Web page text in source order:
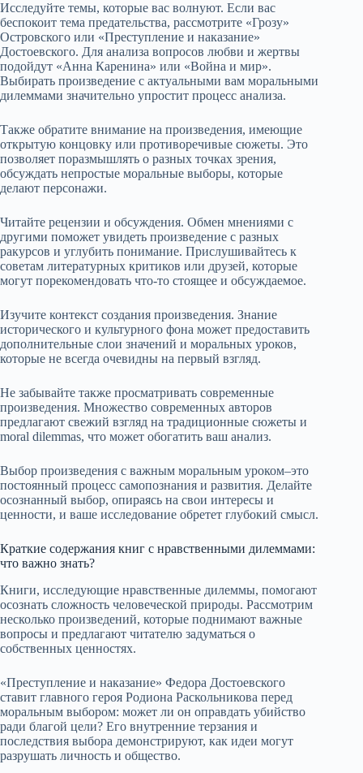
Исследуйте темы, которые вас волнуют. Если вас
беспокоит тема предательства, рассмотрите «Грозу»
Островского или «Преступление и наказание»
Достоевского. Для анализа вопросов любви и жертвы
подойдут «Анна Каренина» или «Война и мир».
Выбирать произведение с актуальными вам моральными
дилеммами значительно упростит процесс анализа.
Также обратите внимание на произведения, имеющие
открытую концовку или противоречивые сюжеты. Это
позволяет поразмышлять о разных точках зрения,
обсуждать непростые моральные выборы, которые
делают персонажи.
Читайте рецензии и обсуждения. Обмен мнениями с
другими поможет увидеть произведение с разных
ракурсов и углубить понимание. Прислушивайтесь к
советам литературных критиков или друзей, которые
могут порекомендовать что-то стоящее и обсуждаемое.
Изучите контекст создания произведения. Знание
исторического и культурного фона может предоставить
дополнительные слои значений и моральных уроков,
которые не всегда очевидны на первый взгляд.
Не забывайте также просматривать современные
произведения. Множество современных авторов
предлагают свежий взгляд на традиционные сюжеты и
moral dilemmas, что может обогатить ваш анализ.
Выбор произведения с важным моральным уроком–это
постоянный процесс самопознания и развития. Делайте
осознанный выбор, опираясь на свои интересы и
ценности, и ваше исследование обретет глубокий смысл.
Краткие содержания книг с нравственными дилеммами:
что важно знать?
Книги, исследующие нравственные дилеммы, помогают
осознать сложность человеческой природы. Рассмотрим
несколько произведений, которые поднимают важные
вопросы и предлагают читателю задуматься о
собственных ценностях.
«Преступление и наказание» Федора Достоевского
ставит главного героя Родиона Раскольникова перед
моральным выбором: может ли он оправдать убийство
ради благой цели? Его внутренние терзания и
последствия выбора демонстрируют, как идеи могут
разрушать личность и общество.